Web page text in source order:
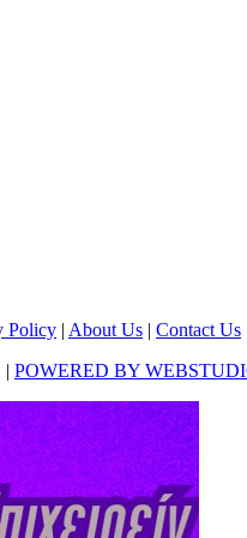
Policy | About Us | Contact Us
| POWERED BY